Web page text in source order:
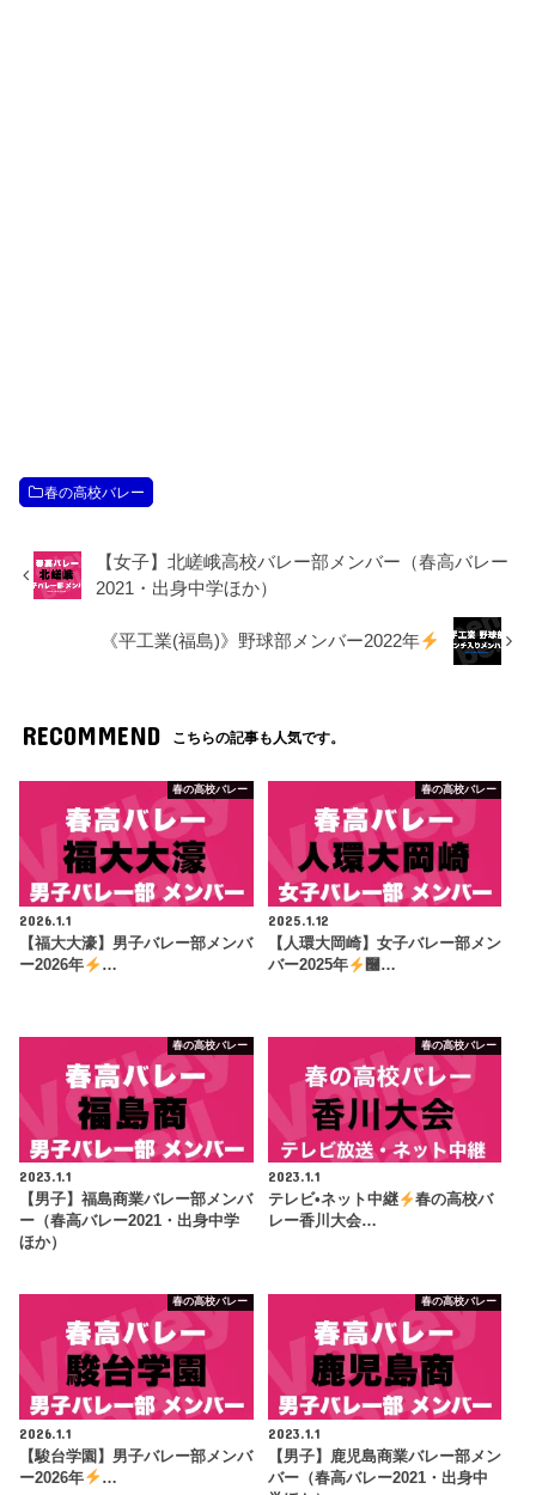
春の高校バレー
【女子】北嵯峨高校バレー部メンバー（春高バレー
2021・出身中学ほか）
《平工業(福島)》野球部メンバー2022年
RECOMMEND こちらの記事も人気です。
春の高校バレー
2026.1.1
【福大大濠】男子バレー部メンバ
ー2026年
…
春の高校バレー
2025.1.12
【人環大岡崎】女子バレー部メン
バー2025年
࿠…
春の高校バレー
2023.1.1
【男子】福島商業バレー部メンバ
ー（春高バレー2021・出身中学
ほか）
春の高校バレー
2023.1.1
テレビ•ネット中継
春の高校バ
レー香川大会…
春の高校バレー
2026.1.1
【駿台学園】男子バレー部メンバ
ー2026年
…
春の高校バレー
2023.1.1
【男子】鹿児島商業バレー部メン
バー（春高バレー2021・出身中